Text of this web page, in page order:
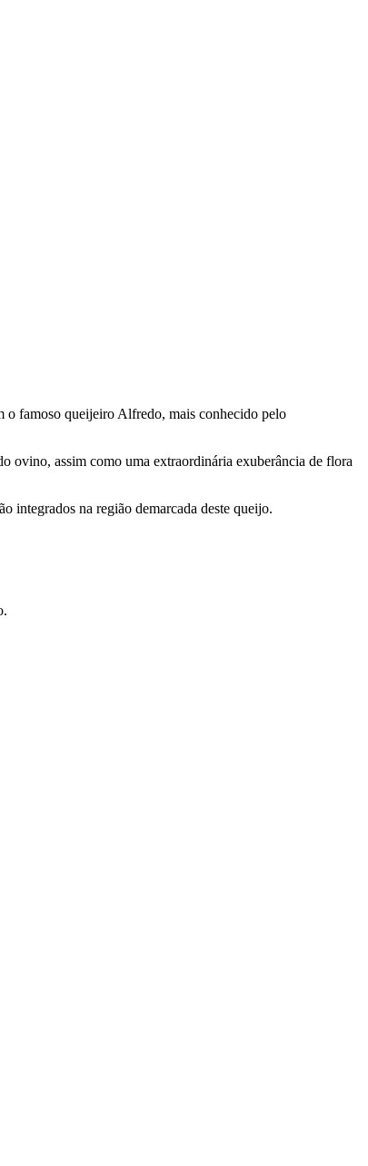
o famoso queijeiro Alfredo, mais conhecido pelo
ovino, assim como uma extraordinária exuberância de flora
integrados na região demarcada deste queijo.